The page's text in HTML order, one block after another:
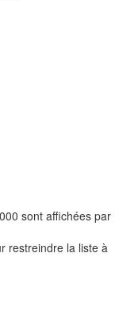
sont affichées par
restreindre la liste à